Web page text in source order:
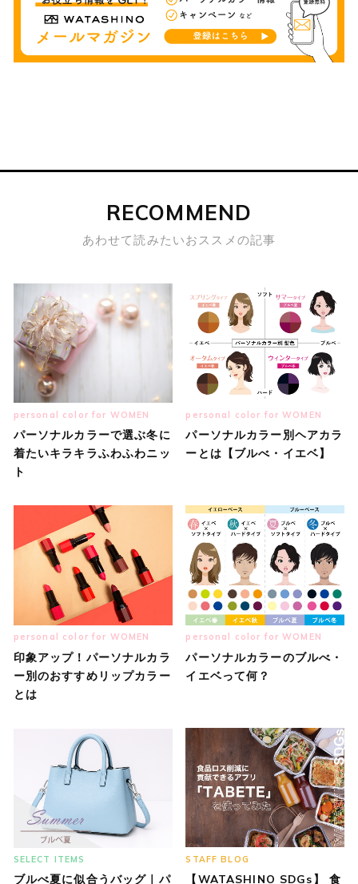
RECOMMEND
あわせて読みたいおススメの記事
personal color for WOMEN
パーソナルカラーで選ぶ冬に
着たいキラキラふわふわニッ
ト
personal color for WOMEN
パーソナルカラー別ヘアカラ
ーとは【ブルべ・イエベ】
personal color for WOMEN
印象アップ！パーソナルカラ
ー別のおすすめリップカラー
とは
personal color for WOMEN
パーソナルカラーのブルべ・
イエベって何？
SELECT ITEMS
ブルべ夏に似合うバッグ｜パ
STAFF BLOG
【WATASHINO SDGs】 食